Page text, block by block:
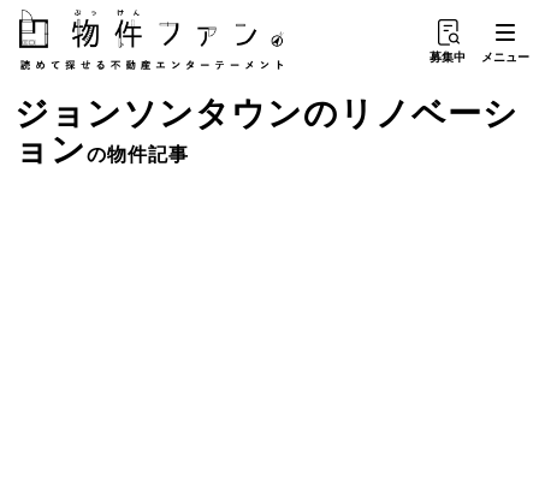
募集中 メニュー
ジョンソンタウンのリノベーシ
ョンの物件記事